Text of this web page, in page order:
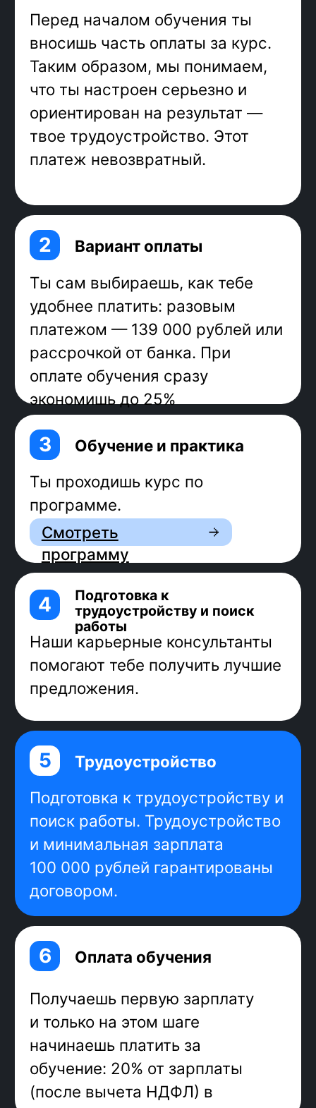
под размеры экранов, подключает к
для тех, кто хочет совместить
программирование и творчество!
JavaScript — самый популярный
язык программирования, его
суперсила в универсальности:
frontend. В России 20% всех
разработчиков программируют на
JavaScript.
Средний доход фронтенд-
196 000 рублей
Источники: Stack Overflow, W3Techs,
Более 97% веб-приложений в мире
используют JavaScript в качестве
фронтенд-языка, в том числе
Google, YouTube, Facebook,
Amazon, eBay, Twitter, LinkedIn.
Frontend-разработчики на
JavaScript — востребованные
специалисты, которые могут влиять
на свою зарплату: развивать
навыки и получать больше. Многим
достаточно одного года, чтобы
повысить уровень, например с
джуна до мидла. На hh.ru 4500
вакансий.
-разработчик:
За 9 месяцев обучения ты:
сделать так, чтобы дизайн-макет стал
востребованный у
сможешь писать код для
интерфейсов наравне с более
опытными программистами
наработаешь практику
Стекфронтенд